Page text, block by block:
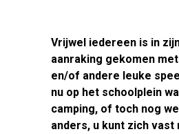
Vrijwel iedereen is in
aanraking gekomen
en/of andere leuke
nu op het schoolplein
camping, of toch nog
anders, u kunt zich